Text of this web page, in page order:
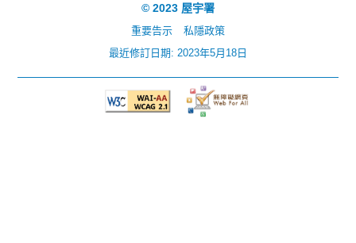
© 2023 屋宇署
重要告示
私隱政策
最近修訂日期: 2023年5月18日